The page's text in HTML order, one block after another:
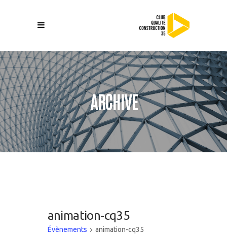
ARCHIVE
animation-cq35
Évènements animation-cq35